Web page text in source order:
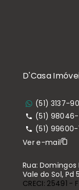
D'Casa
(51) 3137-
(51)
(51) 99600-
Ver e-mail
Rua: Domingos
Vale do Sol,
CRECI: 25491 -